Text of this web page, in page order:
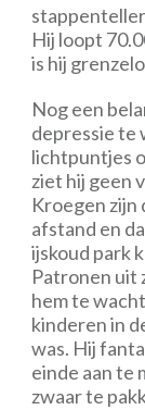
Hij loopt
is hij
Nog een
depressie te
lichtpuntjes
ziet hij geen
Kroegen zijn
afstand en
ijskoud park
Patronen uit
hem te
kinderen in
was. Hij
einde aan te
zwaar te